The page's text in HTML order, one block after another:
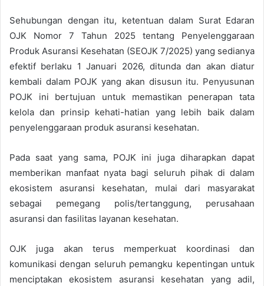
Sehubungan dengan itu, ketentuan dalam Surat Edaran
OJK Nomor 7 Tahun 2025 tentang Penyelenggaraan
Produk Asuransi Kesehatan (SEOJK 7/2025) yang sedianya
efektif berlaku 1 Januari 2026, ditunda dan akan diatur
kembali dalam POJK yang akan disusun itu. Penyusunan
POJK ini bertujuan untuk memastikan penerapan tata
kelola dan prinsip kehati-hatian yang lebih baik dalam
penyelenggaraan produk asuransi kesehatan.
Pada saat yang sama, POJK ini juga diharapkan dapat
memberikan manfaat nyata bagi seluruh pihak di dalam
ekosistem asuransi kesehatan, mulai dari masyarakat
sebagai pemegang polis/tertanggung, perusahaan
asuransi dan fasilitas layanan kesehatan.
OJK juga akan terus memperkuat koordinasi dan
komunikasi dengan seluruh pemangku kepentingan untuk
menciptakan ekosistem asuransi kesehatan yang adil,